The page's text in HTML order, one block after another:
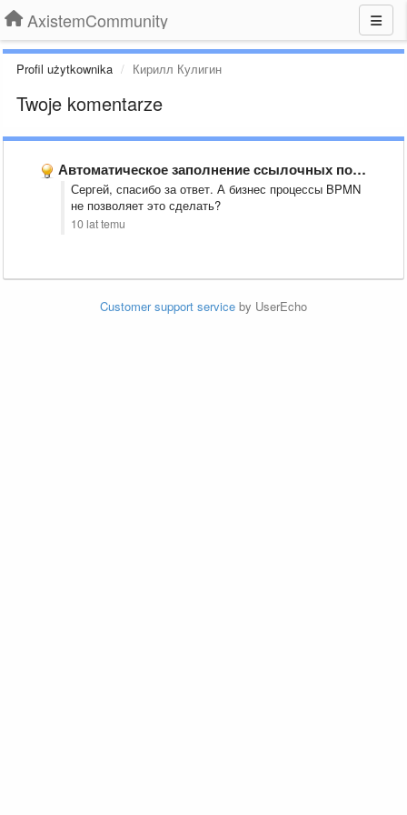
AxistemCommunity
Profil użytkownika Кирилл Кулигин
Twoje komentarze
Автоматическое заполнение ссылочных полей
Сергей, спасибо за ответ. А бизнес процессы BPMN
не позволяет это сделать?
10 lat temu
Customer support service by UserEcho